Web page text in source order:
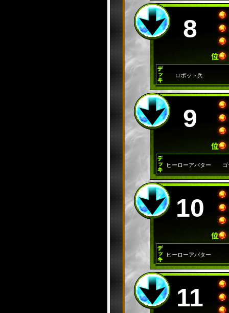
8
ロボット兵
9
ヒーローアバター
10
ヒーローアバター
11